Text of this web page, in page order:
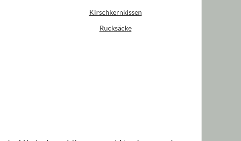
Kirschkernkissen
Rucksäcke